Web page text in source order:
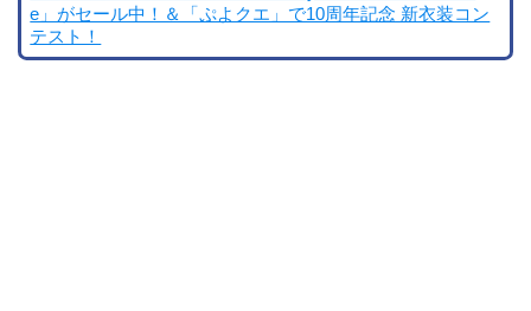
e」がセール中！＆「ぷよクエ」で10周年記念 新衣装コン
テスト！